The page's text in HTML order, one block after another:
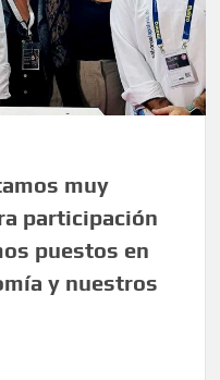
muy
participación
puestos en
y nuestros